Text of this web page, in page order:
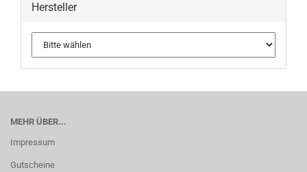
Hersteller
MEHR ÜBER...
Impressum
Gutscheine